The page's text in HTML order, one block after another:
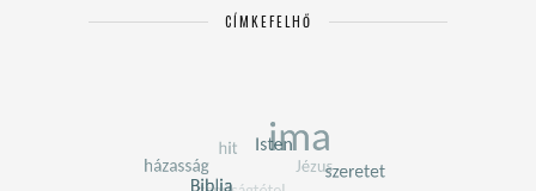
CÍMKEFELHŐ